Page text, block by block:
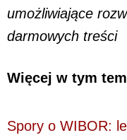
umożliwiające
darmowych treści
Więcej w tym
Spory o WIBOR: